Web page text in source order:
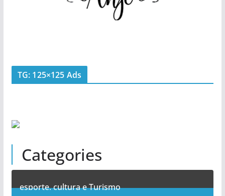
TG: 125×125 Ads
Categories
esporte, cultura e Turismo